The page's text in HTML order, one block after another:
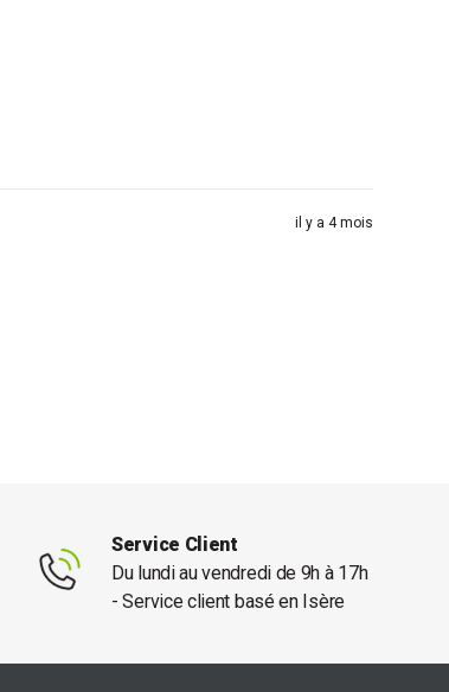
il y a 4 mois
Service Client
Du lundi au vendredi de 9h à 17h
- Service client basé en Isère